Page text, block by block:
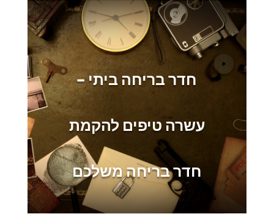
חדר בריחה ביתי –
עשרה טיפים להקמת
חדר בריחה משלכם